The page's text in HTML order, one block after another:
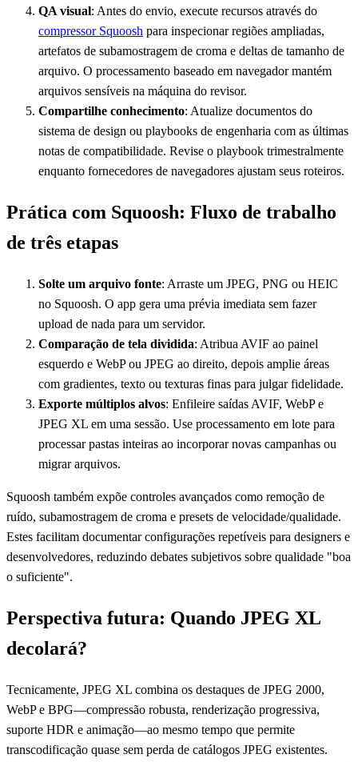
QA visual: Antes do envio, execute recursos através do
compressor Squoosh para inspecionar regiões ampliadas,
artefatos de subamostragem de croma e deltas de tamanho de
arquivo. O processamento baseado em navegador mantém
arquivos sensíveis na máquina do revisor.
Compartilhe conhecimento: Atualize documentos do
sistema de design ou playbooks de engenharia com as últimas
notas de compatibilidade. Revise o playbook trimestralmente
enquanto fornecedores de navegadores ajustam seus roteiros.
Prática com Squoosh: Fluxo de trabalho
de três etapas
Solte um arquivo fonte: Arraste um JPEG, PNG ou HEIC
no Squoosh. O app gera uma prévia imediata sem fazer
upload de nada para um servidor.
Comparação de tela dividida: Atribua AVIF ao painel
esquerdo e WebP ou JPEG ao direito, depois amplie áreas
com gradientes, texto ou texturas finas para julgar fidelidade.
Exporte múltiplos alvos: Enfileire saídas AVIF, WebP e
JPEG XL em uma sessão. Use processamento em lote para
processar pastas inteiras ao incorporar novas campanhas ou
migrar arquivos.
Squoosh também expõe controles avançados como remoção de
ruído, subamostragem de croma e presets de velocidade/qualidade.
Estes facilitam documentar configurações repetíveis para designers e
desenvolvedores, reduzindo debates subjetivos sobre qualidade "boa
o suficiente".
Perspectiva futura: Quando JPEG XL
decolará?
Tecnicamente, JPEG XL combina os destaques de JPEG 2000,
WebP e BPG—compressão robusta, renderização progressiva,
suporte HDR e animação—ao mesmo tempo que permite
transcodificação quase sem perda de catálogos JPEG existentes.